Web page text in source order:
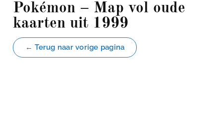
Pokémon – Map vol oude
kaarten uit 1999
← Terug naar vorige pagina